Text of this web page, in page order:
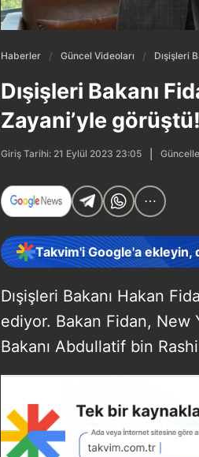
Haberler Güncel Videoları Dışişleri
Dışişleri Bakanı
Zayani’yle
Giriş Tarihi: 21 Eylül 2023 23:05
Takvim'i Google'a ekleyin,
Dışişleri Bakanı Hakan
ediyor. Bakan Fidan, New
Bakanı Abdullatif bin